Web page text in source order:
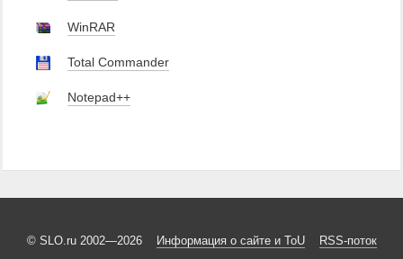
WinRAR
Total Commander
Notepad++
© SLO.ru 2002—2026 Информация о сайте и ToU RSS-поток